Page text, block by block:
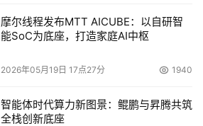
摩尔线程发布MTT AICUBE：以自研智
能SoC为底座，打造家庭AI中枢
2026年05月19日 17点27分 1940
智能体时代算力新图景：鲲鹏与昇腾共筑
全栈创新底座